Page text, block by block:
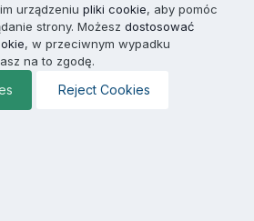
urządzeniu pliki cookie, aby pomóc
strony. Możesz dostosować
, w przeciwnym wypadku
na to zgodę.
Reject Cookies